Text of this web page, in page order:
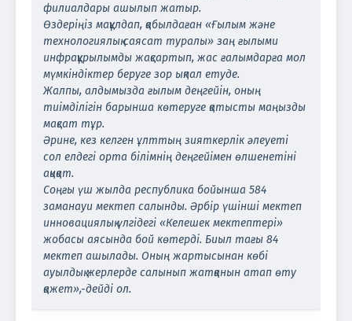
филиалдары ашылып жатыр.
Өздеріңіз мақұлдап, қабылдаған «Ғылым және
технологиялық саясат туралы» заң ғылыми
инфрақұрылымды жақсартып, жас ғалымдарға мол
мүмкіндіктер беруге зор ықпал етуде.
Жалпы, алдымызда ғылым деңгейін, оның
тиімділігін барынша көтеруге қатысты маңызды
мақсат тұр.
Әрине, кез келген ұлттың зияткерлік әлеуеті
сол елдегі орта білімнің деңгейімен өлшенетіні
ақиқат.
Соңғы үш жылда республика бойынша 584
заманауи мектеп салынды. Әрбір үшінші мектеп
инновациялық үлгідегі «Келешек мектептері»
жобасы аясында бой көтерді. Биыл тағы 84
мектеп ашылады. Оның жартысынан көбі
ауылдық жерлерде салынып жатқанын атап өту
қажет»,-дейді ол.